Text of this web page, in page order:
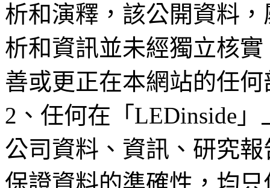
析和演釋，該公開資料
析和資訊並未經獨立核
善或更正在本網站的任
2、任何在「LEDinside
公司資料、資訊、研究
保證資料的準確性，均